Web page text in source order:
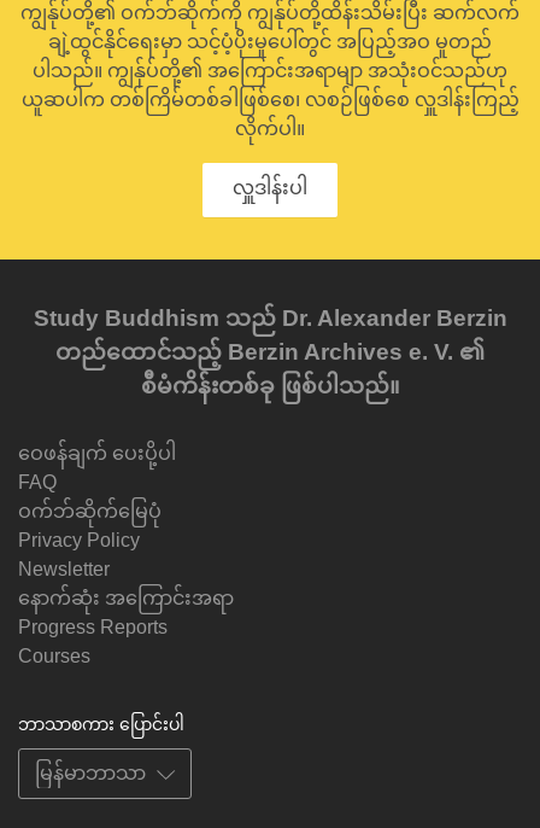
ကျွန်ုပ်တို့၏ ဝက်ဘ်ဆိုက်ကို ကျွန်ုပ်တို့ထိန်းသိမ်းပြီး ဆက်လက်
ချဲ့ထွင်နိုင်ရေးမှာ သင့်ပံ့ပိုးမှုပေါ်တွင် အပြည့်အဝ မူတည်
ပါသည်။ ကျွန်ုပ်တို့၏ အကြောင်းအရာမျာ အသုံးဝင်သည်ဟု
ယူဆပါက တစ်ကြိမ်တစ်ခါဖြစ်စေ၊ လစဉ်ဖြစ်စေ လှူဒါန်းကြည့်
လိုက်ပါ။
လှူဒါန်းပါ
Study Buddhism သည် Dr. Alexander Berzin
တည်ထောင်သည့် Berzin Archives e. V. ၏
စီမံကိန်းတစ်ခု ဖြစ်ပါသည်။
ဝေဖန်ချက် ပေးပို့ပါ
FAQ
ဝက်ဘ်ဆိုက်မြေပုံ
Privacy Policy
Newsletter
နောက်ဆုံး အကြောင်းအရာ
Progress Reports
Courses
ဘာသာစကား ပြောင်းပါ